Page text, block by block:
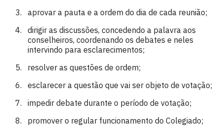
aprovar a pauta e a ordem do dia de cada reunião;
dirigir as discussões, concedendo a palavra aos
conselheiros, coordenando os debates e neles
intervindo para esclarecimentos;
resolver as questões de ordem;
esclarecer a questão que vai ser objeto de votação;
impedir debate durante o período de votação;
promover o regular funcionamento do Colegiado;